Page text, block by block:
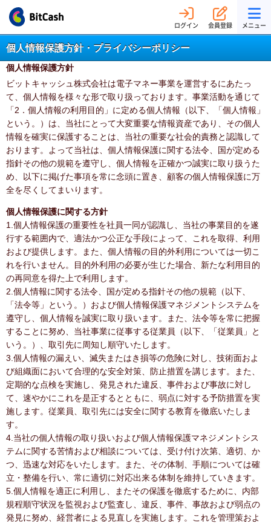
ログイン 会員登録 メニュー
個人情報保護方針・プライバシーポリシー
個人情報保護方針
ビットキャッシュ株式会社は電子マネー事業を運営するにあたっ
て、個人情報を様々な形で取り扱っております。事業活動を通じて
「2．個人情報の利用目的」に定める個人情報（以下、「個人情報」
という。）は、当社にとって大変重要な情報資産であり、その個人
情報を確実に保護することは、当社の重要な社会的責務と認識して
おります。よって当社は、個人情報保護に関する法令、国が定める
指針その他の規範を遵守し、個人情報を正確かつ誠実に取り扱うた
め、以下に掲げた事項を常に念頭に置き、顧客の個人情報保護に万
全を尽くしてまいります。
個人情報保護に関する方針
1.個人情報保護の重要性を社員一同が認識し、当社の事業目的を遂
行する範囲内で、適法かつ公正な手段によって、これを取得、利用
および提供します。また、個人情報の目的外利用については一切こ
れを行いません。目的外利用の必要が生じた場合、新たな利用目的
の再同意を得た上で利用します。
2.個人情報に関する法令、国が定める指針その他の規範（以下、
「法令等」という。）および個人情報保護マネジメントシステムを
遵守し、個人情報を誠実に取り扱います。また、法令等を常に把握
することに努め、当社事業に従事する従業員（以下、「従業員」と
いう。）、取引先に周知し順守いたします。
3.個人情報の漏えい、滅失またはき損等の危険に対し、技術面およ
び組織面において合理的な安全対策、防止措置を講じます。また、
定期的な点検を実施し、発見された違反、事件および事故に対し
て、速やかにこれを是正するとともに、弱点に対する予防措置を実
施します。従業員、取引先には安全に関する教育を徹底いたしま
す。
4.当社の個人情報の取り扱いおよび個人情報保護マネジメントシス
テムに関する苦情および相談については、受け付け次第、適切、か
つ、迅速な対応をいたします。また、その体制、手順については確
立・整備を行い、常に適切に対応出来る体制を維持していきます。
5.個人情報を適正に利用し、またその保護を徹底するために、内部
規程順守状況を監視および監査し、違反、事件、事故および弱点の
発見に努め、経営者による見直しを実施します。これを管理策およ